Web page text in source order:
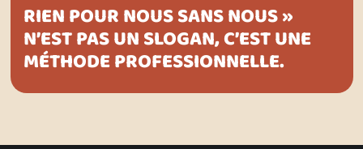
RIEN POUR NOUS SANS NOUS »
N’EST PAS UN SLOGAN, C’EST UNE
MÉTHODE PROFESSIONNELLE.